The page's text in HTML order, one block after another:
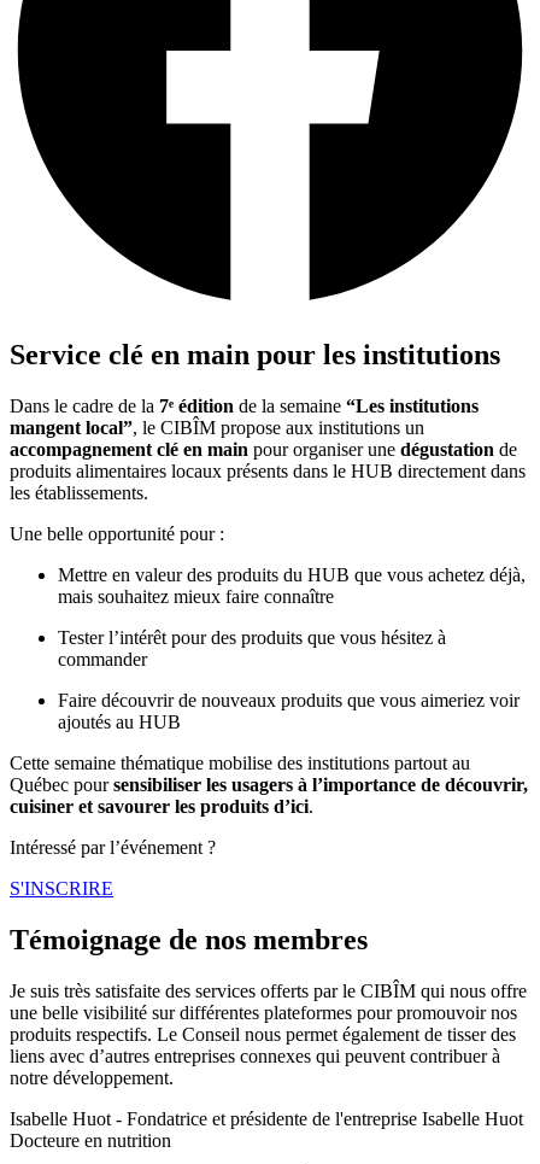
Service clé en main pour les institutions
Dans le cadre de la 7ᵉ édition de la semaine “Les institutions
mangent local”, le CIBÎM propose aux institutions un
accompagnement clé en main pour organiser une dégustation de
produits alimentaires locaux présents dans le HUB directement dans
les établissements.
Une belle opportunité pour :
Mettre en valeur des produits du HUB que vous achetez déjà,
mais souhaitez mieux faire connaître
Tester l’intérêt pour des produits que vous hésitez à
commander
Faire découvrir de nouveaux produits que vous aimeriez voir
ajoutés au HUB
Cette semaine thématique mobilise des institutions partout au
Québec poursensibiliser les usagers à l’importance de découvrir,
cuisiner et savourer les produits d’ici.
Intéressé par l’événement ?
S'INSCRIRE
Témoignage de nos membres
Je suis très satisfaite des services offerts par le CIBÎM qui nous offre
une belle visibilité sur différentes plateformes pour promouvoir nos
produits respectifs. Le Conseil nous permet également de tisser des
liens avec d’autres entreprises connexes qui peuvent contribuer à
notre développement.​
Isabelle Huot - Fondatrice et présidente de l'entreprise Isabelle Huot
Docteure en nutrition